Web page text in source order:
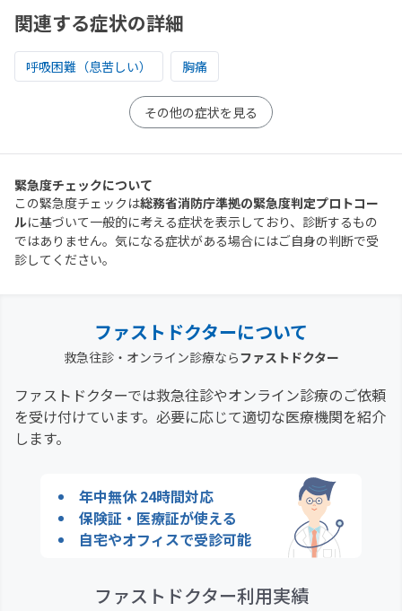
関連する症状の詳細
呼吸困難（息苦しい） 胸痛
その他の症状を見る
緊急度チェックについて
この緊急度チェックは総務省消防庁準拠の緊急度判定プロトコー
ルに基づいて一般的に考える症状を表示しており、診断するもの
ではありません。気になる症状がある場合にはご自身の判断で受
診してください。
ファストドクターについて
救急往診・オンライン診療ならファストドクター
ファストドクターでは救急往診やオンライン診療のご依頼
を受け付けています。必要に応じて適切な医療機関を紹介
します。
年中無休 24時間対応
保険証・医療証が使える
自宅やオフィスで受診可能
ファストドクター利用実績